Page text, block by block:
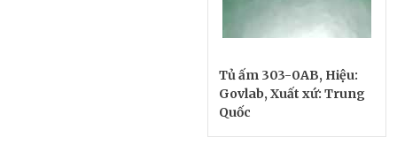
Tủ ấm 303-0AB, Hiệu:
Govlab, Xuất xứ: Trung
Quốc